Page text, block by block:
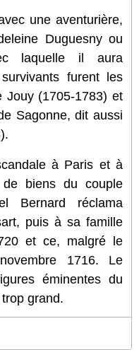
une aventurière,
Duguesny ou
laquelle il aura
furent les
Jouy (1705-1783) et
Sagonne, dit aussi
à Paris et à
de biens du couple
Bernard réclama
puis à sa famille
et ce, malgré le
1716. Le
éminentes du
grand.